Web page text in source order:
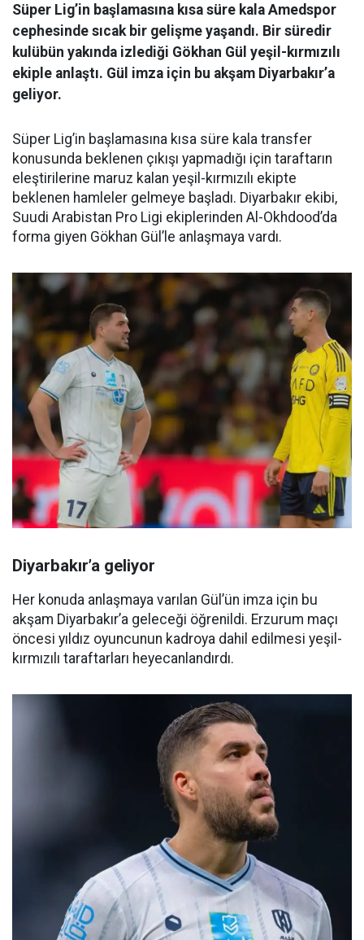
Süper Lig’in başlamasına kısa süre kala Amedspor
cephesinde sıcak bir gelişme yaşandı. Bir süredir
kulübün yakında izlediği Gökhan Gül yeşil-kırmızılı
ekiple anlaştı. Gül imza için bu akşam Diyarbakır’a
geliyor.
Süper Lig’in başlamasına kısa süre kala transfer
konusunda beklenen çıkışı yapmadığı için taraftarın
eleştirilerine maruz kalan yeşil-kırmızılı ekipte
beklenen hamleler gelmeye başladı. Diyarbakır ekibi,
Suudi Arabistan Pro Ligi ekiplerinden Al-Okhdood’da
forma giyen Gökhan Gül’le anlaşmaya vardı.
Diyarbakır’a geliyor
Her konuda anlaşmaya varılan Gül’ün imza için bu
akşam Diyarbakır’a geleceği öğrenildi. Erzurum maçı
öncesi yıldız oyuncunun kadroya dahil edilmesi yeşil-
kırmızılı taraftarları heyecanlandırdı.